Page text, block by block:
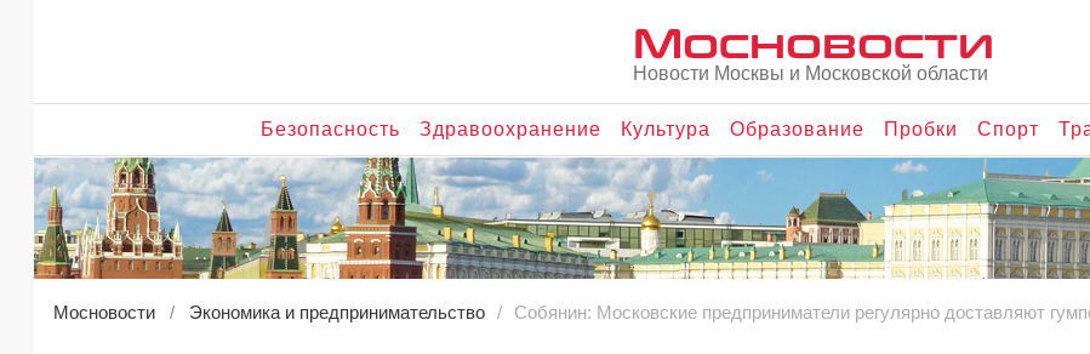
Мосновости
Новости Москвы и Московской области
Безопасность Здравоохранение Культура Образование Пробки Спорт
Мосновости Экономика и предпринимательство Собянин: Московские предприниматели регулярно доставляют